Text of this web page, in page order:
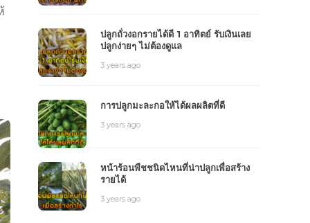
ปลูกถั่วงอกรายได้ดี 1 อาทิตย์ รับเงินเลย
ปลูกง่ายๆ ไม่ต้องดูแล
3 years ago
การปลูกมะละกอให้ได้ผลผลิตที่ดี
3 years ago
หน้าร้อนพืชชนิดไหนที่น่าปลูกเพื่อสร้าง
รายได้
3 years ago